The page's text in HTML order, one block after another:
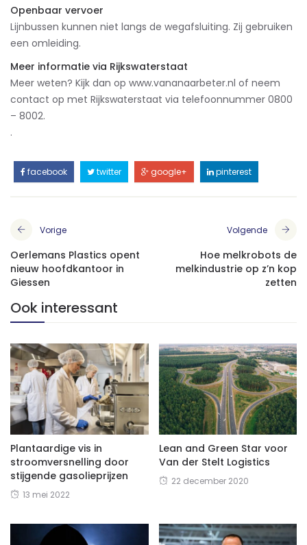
Openbaar vervoer
Lijnbussen kunnen niet langs de wegafsluiting. Zij gebruiken
een omleiding.
Meer informatie via Rijkswaterstaat
Meer weten? Kijk dan op www.vananaarbeter.nl of neem
contact op met Rijkswaterstaat via telefoonnummer 0800
– 8002.
.
facebook twitter google+ pinterest
Vorige
Oerlemans Plastics opent
nieuw hoofdkantoor in
Giessen
Volgende
Hoe melkrobots de
melkindustrie op z’n kop
zetten
Ook interessant
Plantaardige vis in
stroomversnelling door
stijgende gasolieprijzen
13 mei 2022
Lean and Green Star voor
Van der Stelt Logistics
22 december 2020